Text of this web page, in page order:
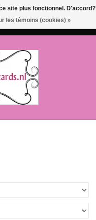
site plus fonctionnel. D'accord?
les témoins (cookies) »